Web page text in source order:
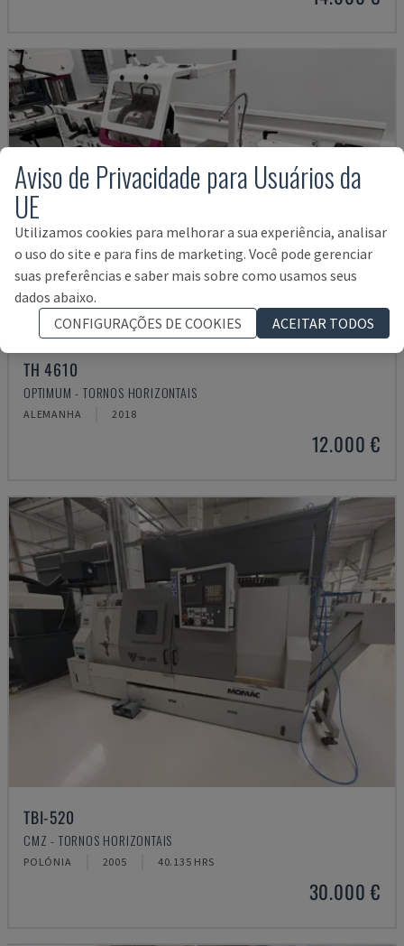
TH 4610
OPTIMUM - TORNOS HORIZONTAIS
ALEMANHA 2018
12.000 €
TBI-520
CMZ - TORNOS HORIZONTAIS
POLÓNIA 2005 40.135 HRS
30.000 €
Aviso de Privacidade para Usuários da
UE
Utilizamos cookies para melhorar a sua experiência, analisar
o uso do site e para fins de marketing. Você pode gerenciar
suas preferências e saber mais sobre como usamos seus
dados abaixo.
CONFIGURAÇÕES DE COOKIES
ACEITAR TODOS